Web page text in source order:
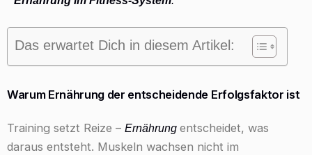
Das erwartet Dich in diesem Artikel:
Warum Ernährung der entscheidende Erfolgsfaktor ist
Training setzt Reize – Ernährung entscheidet, was
daraus entsteht. Muskeln wachsen nicht im